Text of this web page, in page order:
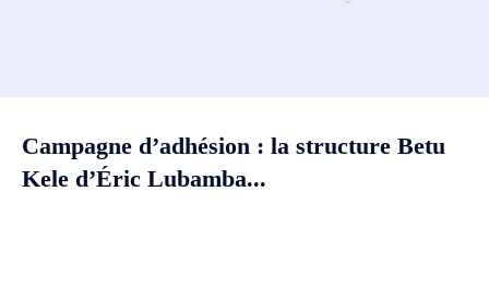
Campagne d’adhésion : la structure Betu
Kele d’Éric Lubamba...